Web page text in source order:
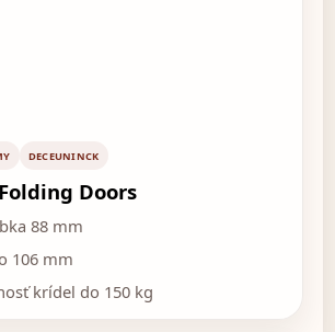
DECEUNINCK
Doors
88 mm
106 mm
krídel do 150 kg